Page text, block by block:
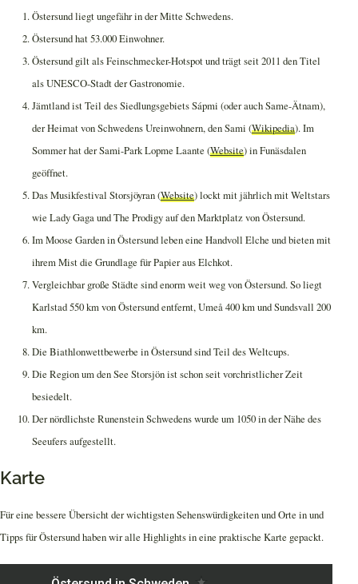
Östersund liegt ungefähr in der Mitte Schwedens.
Östersund hat 53.000 Einwohner.
Östersund gilt als Feinschmecker-Hotspot und trägt seit 2011 den Titel
als UNESCO-Stadt der Gastronomie.
Jämtland ist Teil des Siedlungsgebiets Sápmi (oder auch Same-Ätnam),
der Heimat von Schwedens Ureinwohnern, den Sami (Wikipedia). Im
Sommer hat der Sami-Park Lopme Laante (Website) in Funäsdalen
geöffnet.
Das Musikfestival Storsjöyran (Website) lockt mit jährlich mit Weltstars
wie Lady Gaga und The Prodigy auf den Marktplatz von Östersund.
Im Moose Garden in Östersund leben eine Handvoll Elche und bieten mit
ihrem Mist die Grundlage für Papier aus Elchkot.
Vergleichbar große Städte sind enorm weit weg von Östersund. So liegt
Karlstad 550 km von Östersund entfernt, Umeå 400 km und Sundsvall 200
km.
Die Biathlonwettbewerbe in Östersund sind Teil des Weltcups.
Die Region um den See Storsjön ist schon seit vorchristlicher Zeit
besiedelt.
Der nördlichste Runenstein Schwedens wurde um 1050 in der Nähe des
Seeufers aufgestellt.
Karte
Für eine bessere Übersicht der wichtigsten Sehenswürdigkeiten und Orte in und
Tipps für Östersund haben wir alle Highlights in eine praktische Karte gepackt.